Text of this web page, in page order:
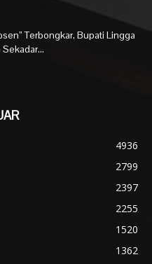
Terbongkar, Bupati Lingga
4936
2799
2397
2255
1520
1362